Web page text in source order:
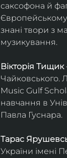
саксофона й
Європейському
знані твори з
музикування.
Вікторія Тищик
Чайковського.
Music Gulf
навчання в
Павла Гуснара.
Тарас
України імені